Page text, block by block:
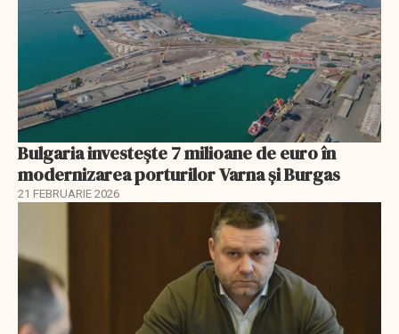
Bulgaria investește 7 milioane de euro în
modernizarea porturilor Varna și Burgas
21 FEBRUARIE 2026